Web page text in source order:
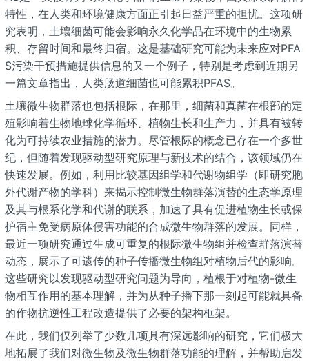
特性，在人类和环境健康方面正引起日益严重的担忧。这项研
究表明，土壤细菌可能会影响永久化学品在环境中的生物累
积、存留时间和最终归宿。这是基础研究可能为未来应对PFA
S污染干预措施提供信息的又一个例子，特别是考虑到近期另
一篇文章指出，人类肠道细菌也可能累积PFAS。
土壤微生物群落也包括根际，在那里，细菌和真菌在根部的定
殖影响着生物地球化学循环、植物生长和生产力，并具有被转
化为可持续农业措施的潜力。尽管根际的概念已存在一个多世
纪，但随着发现驱动型研究原理与新技术的结合，该领域仍在
快速发展。例如，利用比较基因组学和代谢物组学（即研究胞
外代谢产物的学科）来揭示控制微生物群落演替的生态学原理
及其与根系化学和代谢的联系，加速了具有促进植物生长或保
护宿主免受病原体侵害功能的合成微生物群落的发展。同样，
最近一项研究通过生成可重复的根际微生物组并检查群落演替
动态，展示了可遗传的种子传播微生物组对植物后代的影响。
这些研究以发现驱动型研究问题为导向，植根于对植物-微生
物相互作用的基本理解，并为从种子播下那一刻起可能就具备
的作物抗逆性工程改造提供了必要的架构框架。
在此，我们仅列举了少数几项具有深远影响的研究，它们极大
地拓展了我们对微生物及微生物群落功能的理解，并帮助启发